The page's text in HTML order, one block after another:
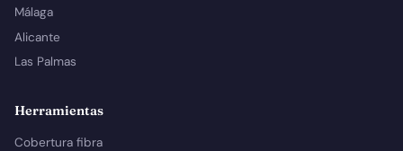
Málaga
Alicante
Las Palmas
Herramientas
Cobertura fibra